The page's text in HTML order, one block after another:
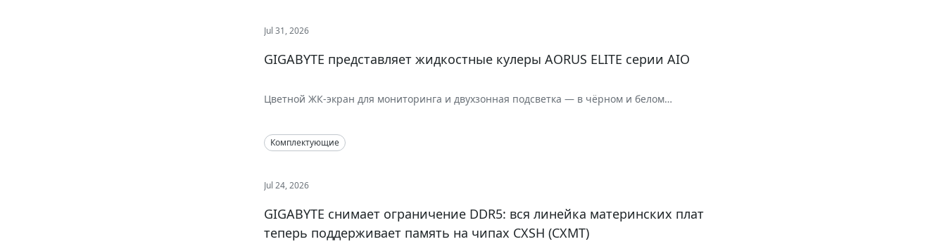
Jul 31, 2026
GIGABYTE представляет жидкостные кулеры AORUS ELITE серии AIO
Цветной ЖК-экран для мониторинга и двухзонная подсветка — в чёрном и белом
Комплектующие
Jul 24, 2026
GIGABYTE снимает ограничение DDR5: вся линейка материнских плат
теперь поддерживает память на чипах CXSH (CXMT)